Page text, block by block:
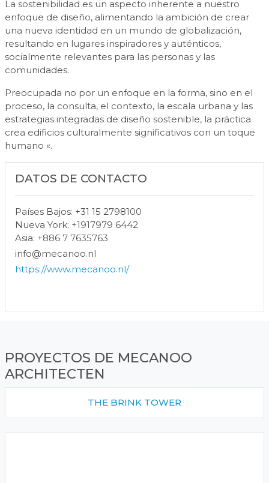
La sostenibilidad es un aspecto inherente a nuestro
enfoque de diseño, alimentando la ambición de crear
una nueva identidad en un mundo de globalización,
resultando en lugares inspiradores y auténticos,
socialmente relevantes para las personas y las
comunidades.
Preocupada no por un enfoque en la forma, sino en el
proceso, la consulta, el contexto, la escala urbana y las
estrategias integradas de diseño sostenible, la práctica
crea edificios culturalmente significativos con un toque
humano «.
DATOS DE CONTACTO
Países Bajos: +31 15 2798100
Nueva York: +1917979 6442
Asia: +886 7 7635763
info@mecanoo.nl
https://www.mecanoo.nl/
PROYECTOS DE MECANOO
ARCHITECTEN
THE BRINK TOWER